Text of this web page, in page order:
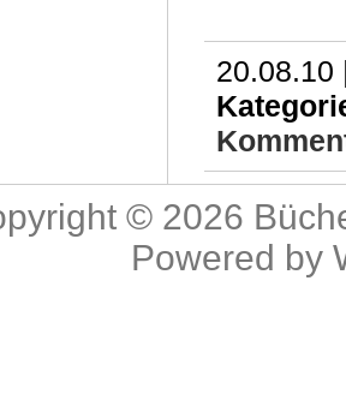
© 2026
Powered by